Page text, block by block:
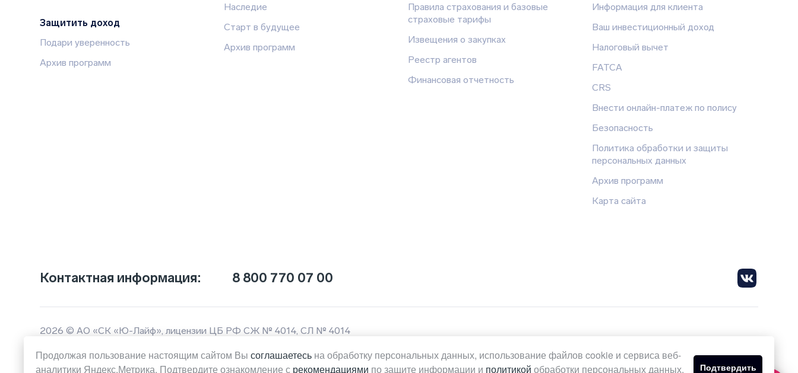
Защитить доход
Подари уверенность
Архив программ
Наследие
Старт в будущее
Архив программ
Правила страхования и базовые
страховые тарифы
Извещения о закупках
Реестр агентов
Финансовая отчетность
Информация для клиента
Ваш инвестиционный доход
Налоговый вычет
FATCA
CRS
Внести онлайн-платеж по полису
Безопасность
Политика обработки и защиты
персональных данных
Архив программ
Карта сайта
Контактная информация: 8 800 770 07 00
2026 © АО «СК «Ю-Лайф», лицензии ЦБ РФ СЖ № 4014, СЛ № 4014
Обращаем ваше внимание на то, что вся представленная на данной странице сайта информация носит исключительно информационный характер и ни при каких
Продолжая пользование настоящим сайтом Вы соглашаетесь на обработку персональных данных, использование файлов cookie и сервиса веб-
аналитики Яндекс.Метрика. Подтвердите ознакомление с рекомендациями по защите информации и политикой обработки персональных данных. Подтвердить